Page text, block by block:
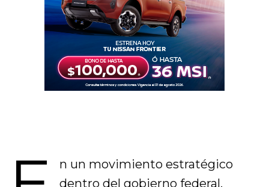
n un movimiento estratégico
dentro del gobierno federal,